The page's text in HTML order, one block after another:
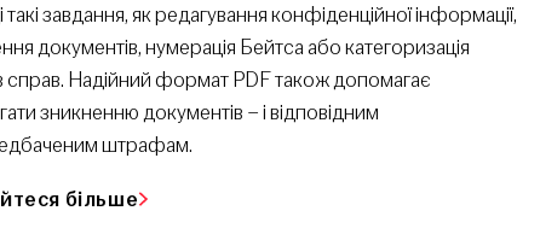
такі завдання, як редагування конфіденційної інформації,
документів, нумерація Бейтса або категоризація
справ. Надійний формат PDF також допомагає
зникненню документів – і відповідним
штрафам.
більше